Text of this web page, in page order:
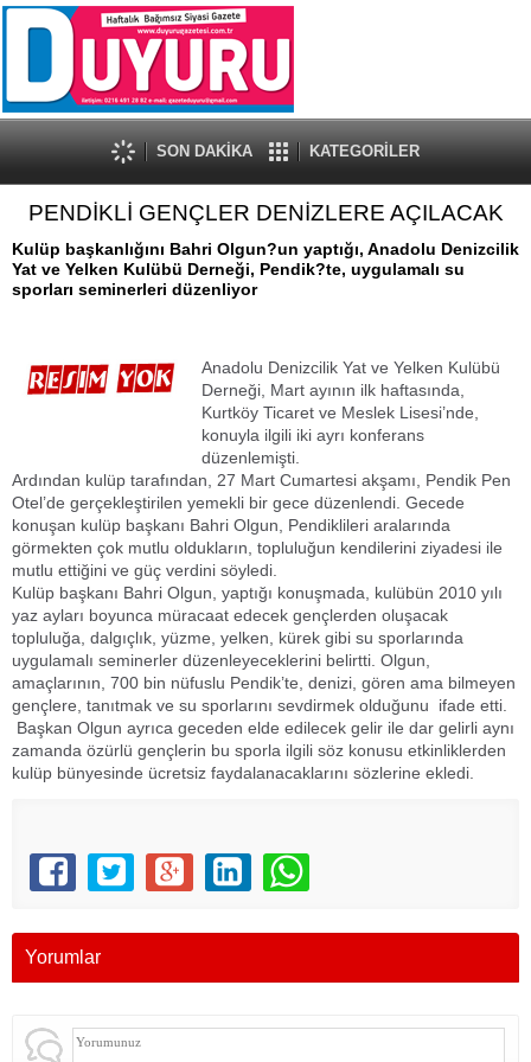
SON DAKİKA KATEGORİLER
PENDİKLİ GENÇLER DENİZLERE AÇILACAK
Kulüp başkanlığını Bahri Olgun?un yaptığı, Anadolu Denizcilik
Yat ve Yelken Kulübü Derneği, Pendik?te, uygulamalı su
sporları seminerleri düzenliyor
Anadolu Denizcilik Yat ve Yelken Kulübü
Derneği, Mart ayının ilk haftasında,
Kurtköy Ticaret ve Meslek Lisesi’nde,
konuyla ilgili iki ayrı konferans
düzenlemişti.
Ardından kulüp tarafından, 27 Mart Cumartesi akşamı, Pendik Pen
Otel’de gerçekleştirilen yemekli bir gece düzenlendi. Gecede
konuşan kulüp başkanı Bahri Olgun, Pendiklileri aralarında
görmekten çok mutlu oldukların, topluluğun kendilerini ziyadesi ile
mutlu ettiğini ve güç verdini söyledi.
Kulüp başkanı Bahri Olgun, yaptığı konuşmada, kulübün 2010 yılı
yaz ayları boyunca müracaat edecek gençlerden oluşacak
topluluğa, dalgıçlık, yüzme, yelken, kürek gibi su sporlarında
uygulamalı seminerler düzenleyeceklerini belirtti. Olgun,
amaçlarının, 700 bin nüfuslu Pendik’te, denizi, gören ama bilmeyen
gençlere, tanıtmak ve su sporlarını sevdirmek olduğunu ifade etti.
Başkan Olgun ayrıca geceden elde edilecek gelir ile dar gelirli aynı
zamanda özürlü gençlerin bu sporla ilgili söz konusu etkinliklerden
kulüp bünyesinde ücretsiz faydalanacaklarını sözlerine ekledi.
Yorumlar